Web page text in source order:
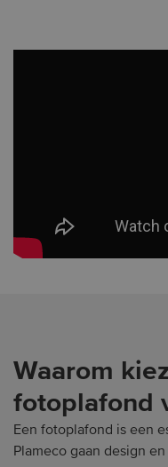
Waarom
fotoplafond
Een fotoplafond is een
Plameco gaan design